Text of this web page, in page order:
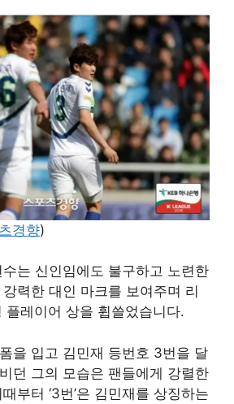
경향)
는 신인임에도 불구하고 노련한
력한 대인 마크를 보여주며 리
플레이어 상을 휩쓸었습니다.
을 입고 김민재 등번호 3번을 달
던 그의 모습은 팬들에게 강렬한
부터 ‘3번’은 김민재를 상징하는